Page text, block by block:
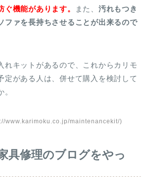
ぐ機能があります。
また、 汚れもつき
ファを長持ちさせることが出来るので
れキットがあるので、これからカリモ
定がある人は、併せて購入を検討して
www.karimoku.co.jp/maintenancekit/)
具修理のブログをやっ